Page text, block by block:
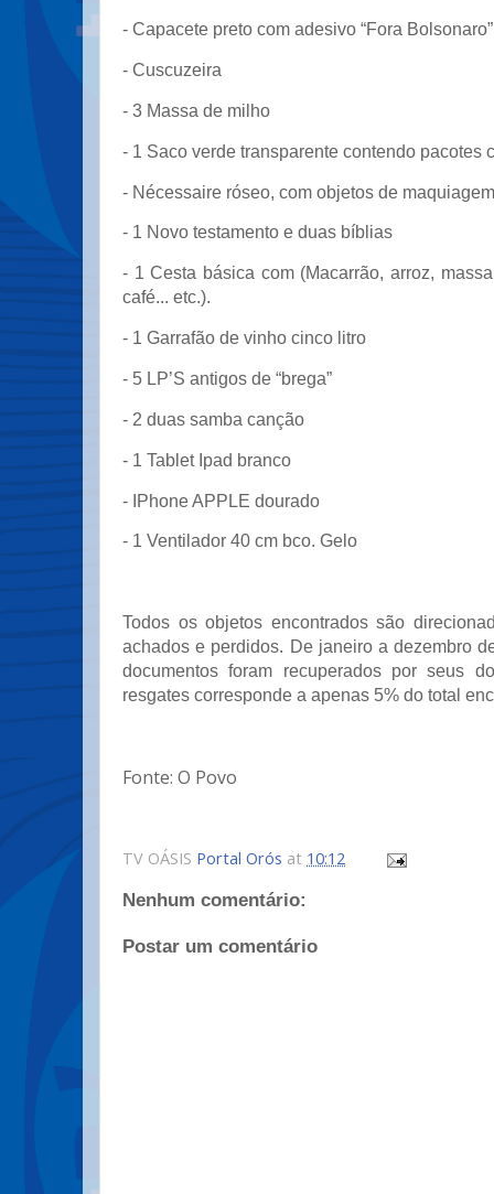
- Capacete preto com adesivo “Fora Bolsonaro”
- Cuscuzeira
- 3 Massa de milho
- 1 Saco verde transparente contendo pacotes
- Nécessaire róseo, com objetos de
- 1 Novo testamento e duas bíblias
- 1 Cesta básica com (Macarrão, arroz,
café... etc.).
- 1 Garrafão de vinho cinco litro
- 5 LP’S antigos de “brega”
- 2 duas samba canção
- 1 Tablet Ipad branco
- IPhone APPLE dourado
- 1 Ventilador 40 cm bco. Gelo
Todos os objetos encontrados são
achados e perdidos. De janeiro a dezembro
documentos foram recuperados por seus
resgates corresponde a apenas 5% do total
Fonte: O Povo
TV OÁSIS Portal Orós at 10:12
Nenhum comentário:
Postar um comentário